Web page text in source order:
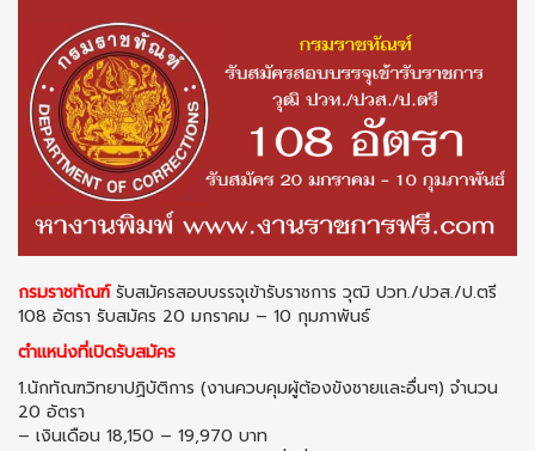
กรมราชทัณฑ์รับสมัครสอบบรรจุเข้ารับราชการ วุฒิ ปวท./ปวส./ป.ตรี
108 อัตรา รับสมัคร 20 มกราคม – 10 กุมภาพันธ์
ตำแหน่งที่เปิดรับสมัคร
1.นักทัณฑวิทยาปฏิบัติการ (งานควบคุมผู้ต้องขังชายและอื่นๆ) จำนวน
20 อัตรา
– ​เงินเดือน 18,150 – 19,970 บาท